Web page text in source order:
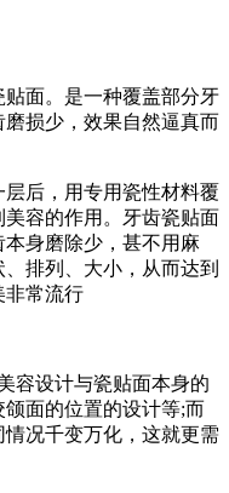
面。是一种覆盖部分牙
损少，效果自然逼真而
后，用专用瓷性材料覆
容的作用。牙齿瓷贴面
身磨除少，甚不用麻
排列、大小，从而达到
非常流行
设计与瓷贴面本身的
面的位置的设计等;而
况千变万化，这就更需